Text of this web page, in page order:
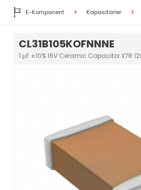
E-Komponent Kapasitörler
CL31B105KOFNNNE
1 µF ±10% 16V Ceramic Capacitor X7R